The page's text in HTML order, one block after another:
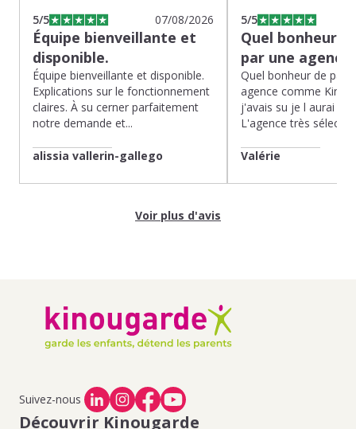
5/5 07/08/2026
Équipe bienveillante et
disponible.
Équipe bienveillante et disponible.
Explications sur le fonctionnement
claires. À su cerner parfaitement
notre demande et...
alissia vallerin-gallego
5/5
Quel bonheur
par une
Quel bonheur de
agence comme
j'avais su je l aurai
L'agence très
Valérie
Voir plus d'avis
Suivez-nous
Découvrir Kinougarde